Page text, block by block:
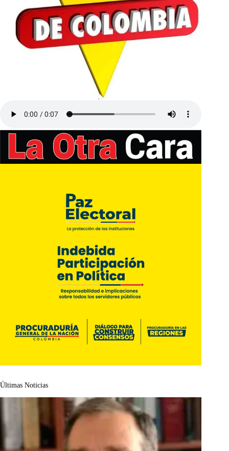
Últimas Noticias